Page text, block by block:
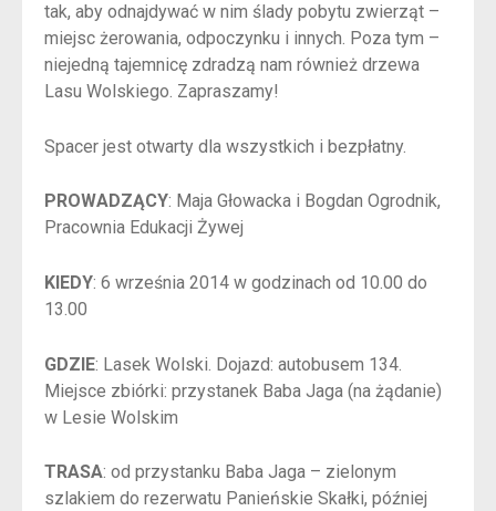
tak, aby odnajdywać w nim ślady pobytu zwierząt –
miejsc żerowania, odpoczynku i innych. Poza tym –
niejedną tajemnicę zdradzą nam również drzewa
Lasu Wolskiego. Zapraszamy!
Spacer jest otwarty dla wszystkich i bezpłatny.
PROWADZĄCY: Maja Głowacka i Bogdan Ogrodnik,
Pracownia Edukacji Żywej
KIEDY: 6 września 2014 w godzinach od 10.00 do
13.00
GDZIE: Lasek Wolski. Dojazd: autobusem 134.
Miejsce zbiórki: przystanek Baba Jaga (na żądanie)
w Lesie Wolskim
TRASA: od przystanku Baba Jaga – zielonym
szlakiem do rezerwatu Panieńskie Skałki, później